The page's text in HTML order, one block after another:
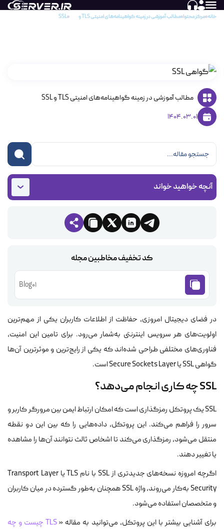
خانه مرکز محتوا مطالب آموزشی در زمینه گواهینامه‌های امنیتی TLS و SSL
مطالب آموزشی در زمینه گواهینامه‌های امنیتی TLS و SSL
1404.03.01
آنچه خواهید خواند
کد تخفیف مخاطبین مجله
Blog01
در فضای دیجیتال امروزی، حفاظت از اطلاعات کاربران یکی از مهم‌ترین
اولویت‌های هر سرویس اینترنتی به‌شمار می‌رود. برای تامین این امنیت،
فناوری‌های مختلفی طراحی شده‌اند که یکی از رایج‌ترین و موثرترین آن‌ها
گواهی SSL یا Secure Sockets Layer است.
SSL چه کاری انجام می‌دهد؟
SSL یک پروتکل رمزگذاری است که امکان ارتباط ایمن بین مرورگر کاربر و
سرور را فراهم می‌کند. این پروتکل، داده‌هایی را که بین این دو نقطه
منتقل می‌شود، رمزگذاری می‌کند تا اشخاص ثالث نتوانند آن‌ها را مشاهده
یا تغییر دهند.
اگرچه امروزه نسخه‌های جدیدتری از SSL با نام TLS یا Transport Layer
Security به‌کار می‌روند، واژه SSL همچنان به‌طور گسترده در میان کاربران
و متخصصان استفاده می‌شود.
برای آشنایی بیشتر با این پروتکل، می‌توانید به مقاله «
TLS چیست و چه